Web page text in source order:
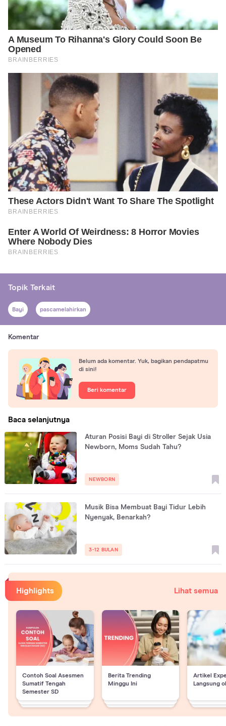
Topik Terkait
Bayi pascamelahirkan
Komentar
Belum ada komentar. Yuk, bagikan pendapatmu
di sini!
Beri komentar
Baca selanjutnya
Aturan Posisi Bayi di Stroller Sejak Usia
Newborn, Moms Sudah Tahu?
NEWBORN
Musik Bisa Membuat Bayi Tidur Lebih
Nyenyak, Benarkah?
3-12 BULAN
Highlights Lihat semua
Contoh Soal Asesmen
Sumatif Tengah
Semester SD
Berita Trending
Minggu Ini
Artikel
Langsung